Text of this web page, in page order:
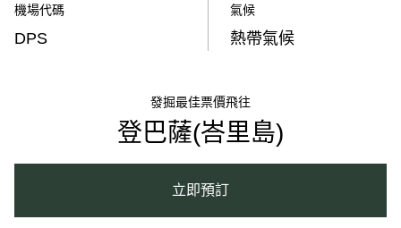
機場代碼
DPS
氣候
熱帶氣候
發掘最佳票價飛往
登巴薩(峇里島)
立即預訂